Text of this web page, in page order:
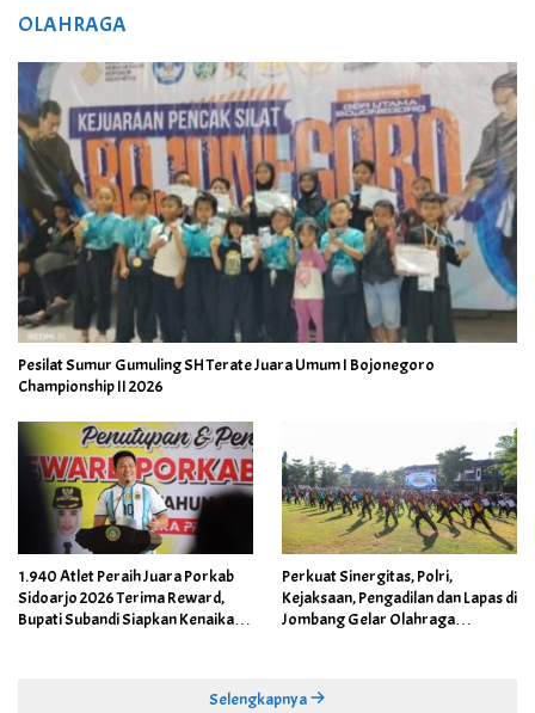
OLAHRAGA
Pesilat Sumur Gumuling SH Terate Juara Umum I Bojonegoro
Championship II 2026
1.940 Atlet Peraih Juara Porkab
Sidoarjo 2026 Terima Reward,
Bupati Subandi Siapkan Kenaikan
Perkuat Sinergitas, Polri,
Kejaksaan, Pengadilan dan Lapas di
Jombang Gelar Olahraga
Selengkapnya